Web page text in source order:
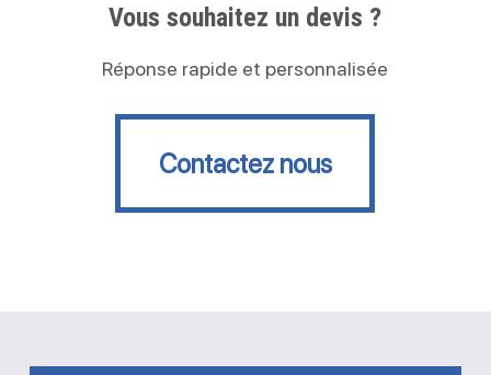
Vous souhaitez un devis ?
Réponse rapide et personnalisée
Contactez nous
Contactez nous